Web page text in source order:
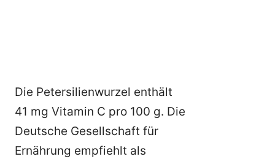
Die Petersilienwurzel enthält
41 mg Vitamin C pro 100 g. Die
Deutsche Gesellschaft für
Ernährung empfiehlt als